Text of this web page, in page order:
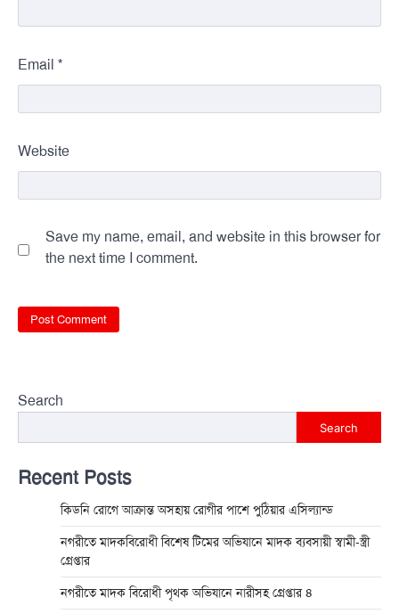
Email *
Website
Save my name, email, and website in this browser for
the next time I comment.
Search
Search
Recent Posts
কিডনি রোগে আক্রান্ত অসহায় রোগীর পাশে পুঠিয়ার এসিল্যান্ড
নগরীতে মাদকবিরোধী বিশেষ টিমের অভিযানে মাদক ব্যবসায়ী স্বামী-স্ত্রী
গ্রেপ্তার
নগরীতে মাদক বিরোধী পৃথক অভিযানে নারীসহ গ্রেপ্তার ৪